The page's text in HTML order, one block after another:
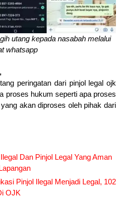
utang kepada nasabah melalui
whatsapp
peringatan dari pinjol legal ojk
proses hukum seperti apa proses
akan diproses oleh pihak dari
Dan Pinjol Legal Yang Aman
Pinjol Ilegal Menjadi Legal, 102
OJK